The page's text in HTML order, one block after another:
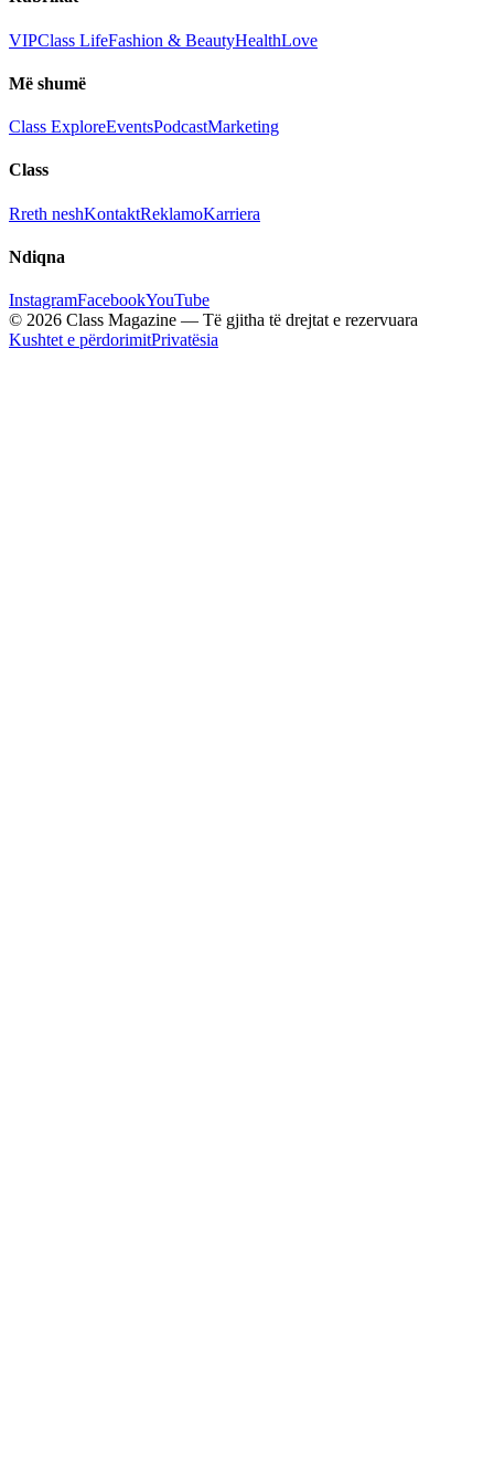
VIPClass LifeFashion & BeautyHealthLove
Më shumë
Class ExploreEventsPodcastMarketing
Class
Rreth neshKontaktReklamoKarriera
Ndiqna
InstagramFacebookYouTube
© 2026 Class Magazine — Të gjitha të drejtat e rezervuara
Kushtet e përdorimitPrivatësia